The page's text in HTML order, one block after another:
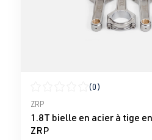
Note moyenne de 0 sur 5
(0)
ZRP
1.8T bielle en acier à tige
ZRP